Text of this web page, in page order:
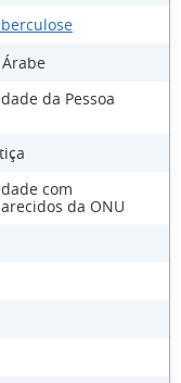
da Pessoa
com
da ONU